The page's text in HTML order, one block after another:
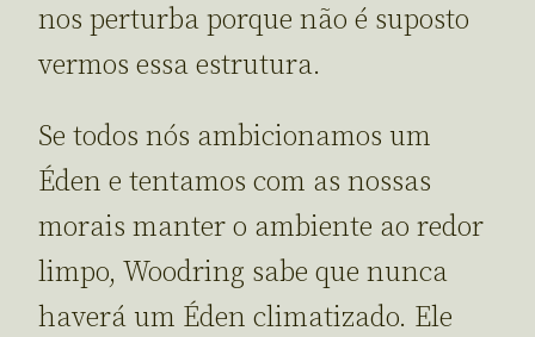
nos perturba porque não é suposto
vermos essa estrutura.
Se todos nós ambicionamos um
Éden e tentamos com as nossas
morais manter o ambiente ao redor
limpo, Woodring sabe que nunca
haverá um Éden climatizado. Ele